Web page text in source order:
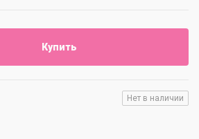
Купить
Нет в наличии